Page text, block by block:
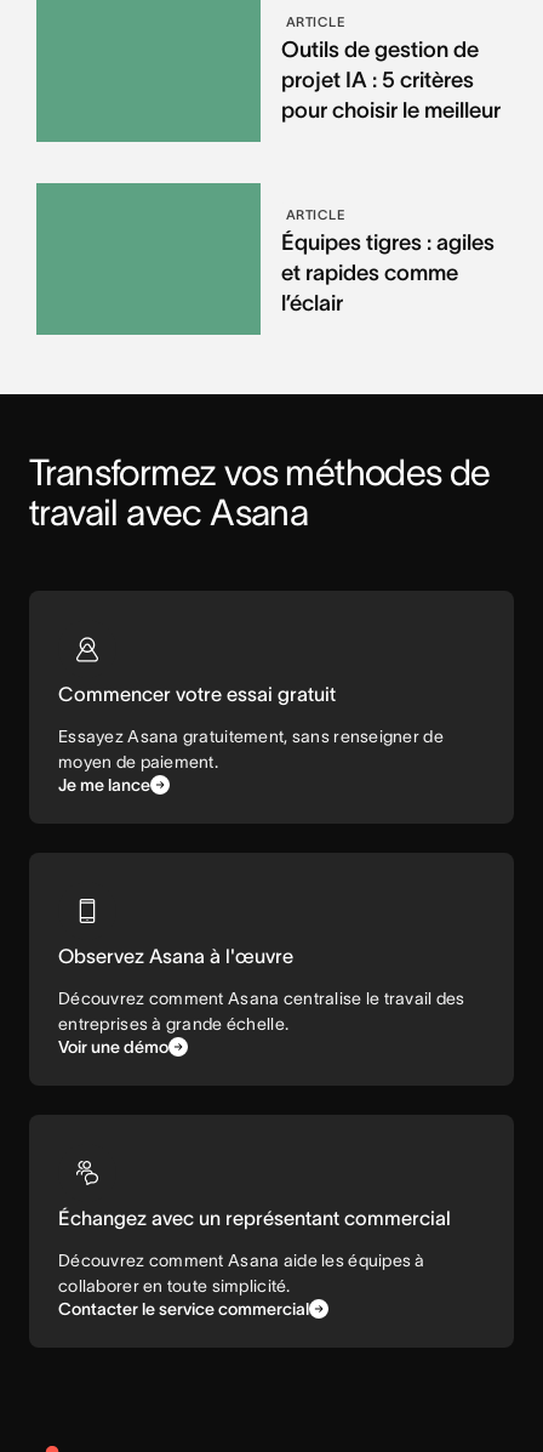
ARTICLE
Outils de gestion de
projet IA : 5 critères
pour choisir le meilleur
ARTICLE
Équipes tigres : agiles
et rapides comme
l’éclair
Transformez vos méthodes de
travail avec Asana
Commencer votre essai gratuit
Essayez Asana gratuitement, sans renseigner de
moyen de paiement.
Je me lance
Observez Asana à l'œuvre
Découvrez comment Asana centralise le travail des
entreprises à grande échelle.
Voir une démo
Échangez avec un représentant commercial
Découvrez comment Asana aide les équipes à
collaborer en toute simplicité.
Contacter le service commercial